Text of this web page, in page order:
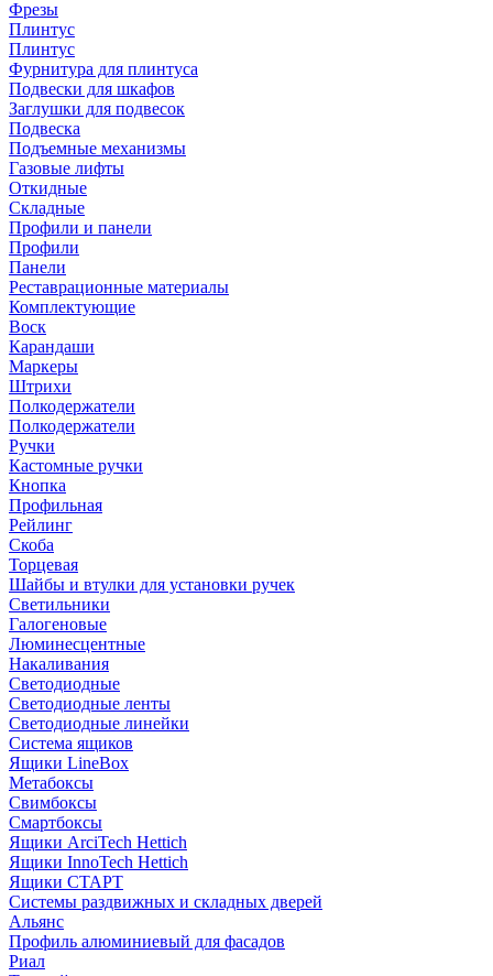
Фрезы
Плинтус
Плинтус
Фурнитура для плинтуса
Подвески для шкафов
Заглушки для подвесок
Подвеска
Подъемные механизмы
Газовые лифты
Откидные
Складные
Профили и панели
Профили
Панели
Реставрационные материалы
Комплектующие
Воск
Карандаши
Маркеры
Штрихи
Полкодержатели
Полкодержатели
Ручки
Кастомные ручки
Кнопка
Профильная
Рейлинг
Скоба
Торцевая
Шайбы и втулки для установки ручек
Светильники
Галогеновые
Люминесцентные
Накаливания
Светодиодные
Светодиодные ленты
Светодиодные линейки
Система ящиков
Ящики LineBox
Метабоксы
Свимбоксы
Смартбоксы
Ящики ArciTech Hettich
Ящики InnoTech Hettich
Ящики СТАРТ
Системы раздвижных и складных дверей
Альянс
Профиль алюминиевый для фасадов
Риал